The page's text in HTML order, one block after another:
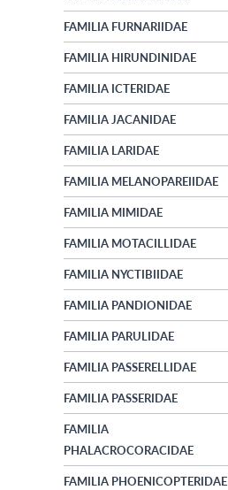
FAMILIA FURNARIIDAE
FAMILIA HIRUNDINIDAE
FAMILIA ICTERIDAE
FAMILIA JACANIDAE
FAMILIA LARIDAE
FAMILIA MELANOPAREIIDAE
FAMILIA MIMIDAE
FAMILIA MOTACILLIDAE
FAMILIA NYCTIBIIDAE
FAMILIA PANDIONIDAE
FAMILIA PARULIDAE
FAMILIA PASSERELLIDAE
FAMILIA PASSERIDAE
FAMILIA
PHALACROCORACIDAE
FAMILIA PHOENICOPTERIDAE